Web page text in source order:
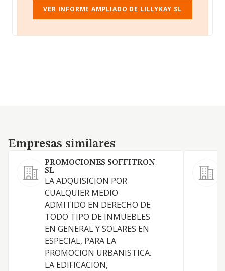
VER INFORME AMPLIADO DE LILLYKAY SL
Empresas similares
Empresas similares
PROMOCIONES SOFFITRON
SL
LA ADQUISICION POR
CUALQUIER MEDIO
ADMITIDO EN DERECHO DE
TODO TIPO DE INMUEBLES
EN GENERAL Y SOLARES EN
ESPECIAL, PARA LA
PROMOCION URBANISTICA.
LA EDIFICACION,